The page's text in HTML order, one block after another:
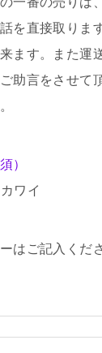
を直接取りま
ます。また運
助言をさせて
）
カワイ
はご記入くだ